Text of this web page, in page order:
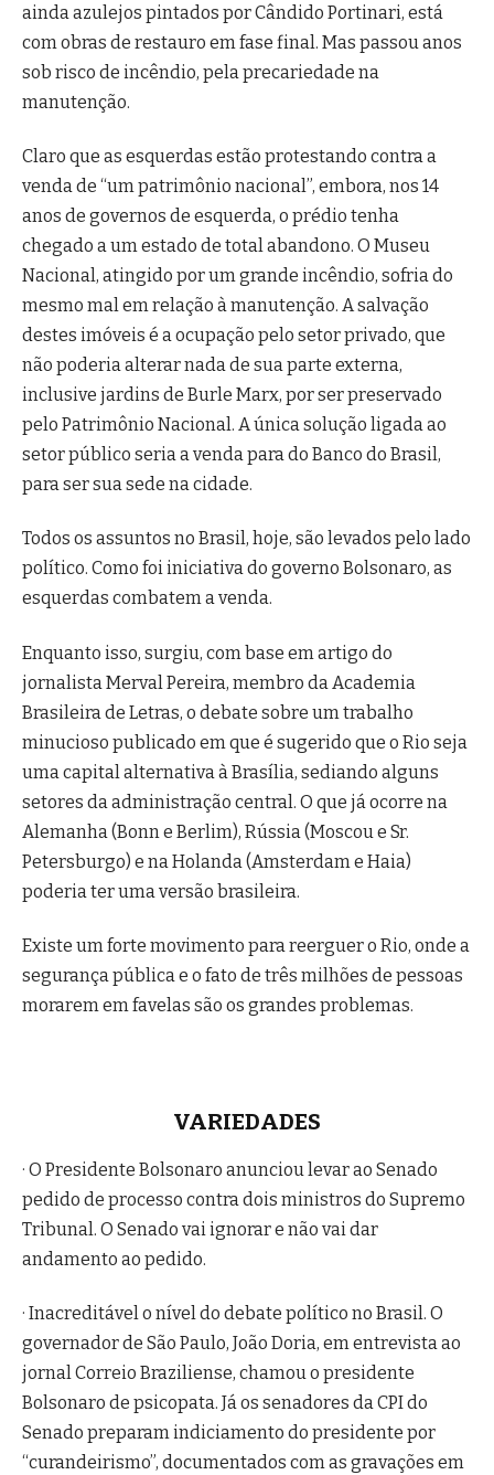
ainda azulejos pintados por Cândido Portinari, está
com obras de restauro em fase final. Mas passou anos
sob risco de incêndio, pela precariedade na
manutenção.
Claro que as esquerdas estão protestando contra a
venda de “um patrimônio nacional”, embora, nos 14
anos de governos de esquerda, o prédio tenha
chegado a um estado de total abandono. O Museu
Nacional, atingido por um grande incêndio, sofria do
mesmo mal em relação à manutenção. A salvação
destes imóveis é a ocupação pelo setor privado, que
não poderia alterar nada de sua parte externa,
inclusive jardins de Burle Marx, por ser preservado
pelo Patrimônio Nacional. A única solução ligada ao
setor público seria a venda para do Banco do Brasil,
para ser sua sede na cidade.
Todos os assuntos no Brasil, hoje, são levados pelo lado
político. Como foi iniciativa do governo Bolsonaro, as
esquerdas combatem a venda.
Enquanto isso, surgiu, com base em artigo do
jornalista Merval Pereira, membro da Academia
Brasileira de Letras, o debate sobre um trabalho
minucioso publicado em que é sugerido que o Rio seja
uma capital alternativa à Brasília, sediando alguns
setores da administração central. O que já ocorre na
Alemanha (Bonn e Berlim), Rússia (Moscou e Sr.
Petersburgo) e na Holanda (Amsterdam e Haia)
poderia ter uma versão brasileira.
Existe um forte movimento para reerguer o Rio, onde a
segurança pública e o fato de três milhões de pessoas
morarem em favelas são os grandes problemas.
VARIEDADES
· O Presidente Bolsonaro anunciou levar ao Senado
pedido de processo contra dois ministros do Supremo
Tribunal. O Senado vai ignorar e não vai dar
andamento ao pedido.
· Inacreditável o nível do debate político no Brasil. O
governador de São Paulo, João Doria, em entrevista ao
jornal Correio Braziliense, chamou o presidente
Bolsonaro de psicopata. Já os senadores da CPI do
Senado preparam indiciamento do presidente por
“curandeirismo”, documentados com as gravações em